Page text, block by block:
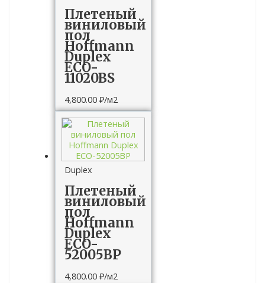
Плетеный
виниловый
пол
Hoffmann
Duplex
ECO-
11020BS
4,800.00 ₽/м2
Duplex
Плетеный
виниловый
пол
Hoffmann
Duplex
ECO-
52005BP
4,800.00 ₽/м2